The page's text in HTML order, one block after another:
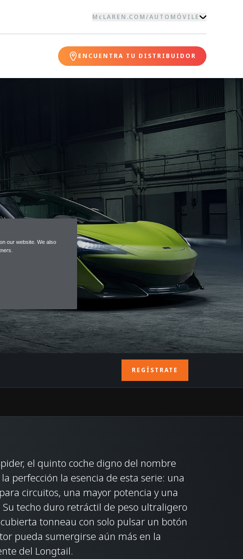
McLAREN.COM/AUTOMÓVILE
ENCUENTRA TU DISTRIBUIDOR
REGÍSTRATE
el quinto coche digno del nombre
perfección la esencia de esta serie: una
circuitos, una mayor potencia y una
Su techo duro retráctil de peso ultraligero
tonneau con solo pulsar un botón
pueda sumergirse aún más en la
del Longtail.
our website. We also